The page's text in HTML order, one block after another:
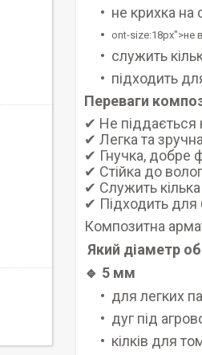
не крихка на
ont-size:18px">не
служить
підходить
Переваги
✔ Не піддається
✔ Легка та
✔ Гнучка, добре
✔ Стійка до
✔ Служить кілька
✔ Підходить для
Композитна
Який діаметр
🔹 5 мм
для легких
дуг під
кілків для